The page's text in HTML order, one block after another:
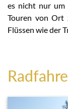
es nicht nur um
Touren von Ort
Flüssen wie der